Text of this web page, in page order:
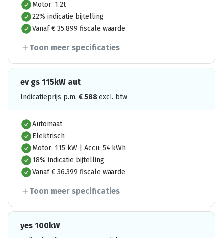
Motor: 1.2t
22% indicatie bijtelling
Vanaf € 35.899 fiscale waarde
Toon meer specificaties
ev gs 115kW aut
Indicatieprijs p.m. €588excl. btw
Automaat
Elektrisch
Motor: 115 kW | Accu: 54 kWh
18% indicatie bijtelling
Vanaf € 36.399 fiscale waarde
Toon meer specificaties
yes 100kW